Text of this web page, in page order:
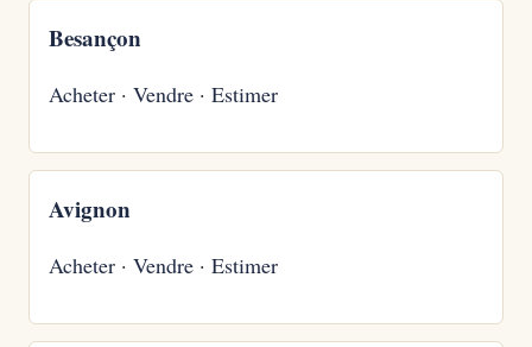
Besançon
Acheter · Vendre · Estimer
Avignon
Acheter · Vendre · Estimer